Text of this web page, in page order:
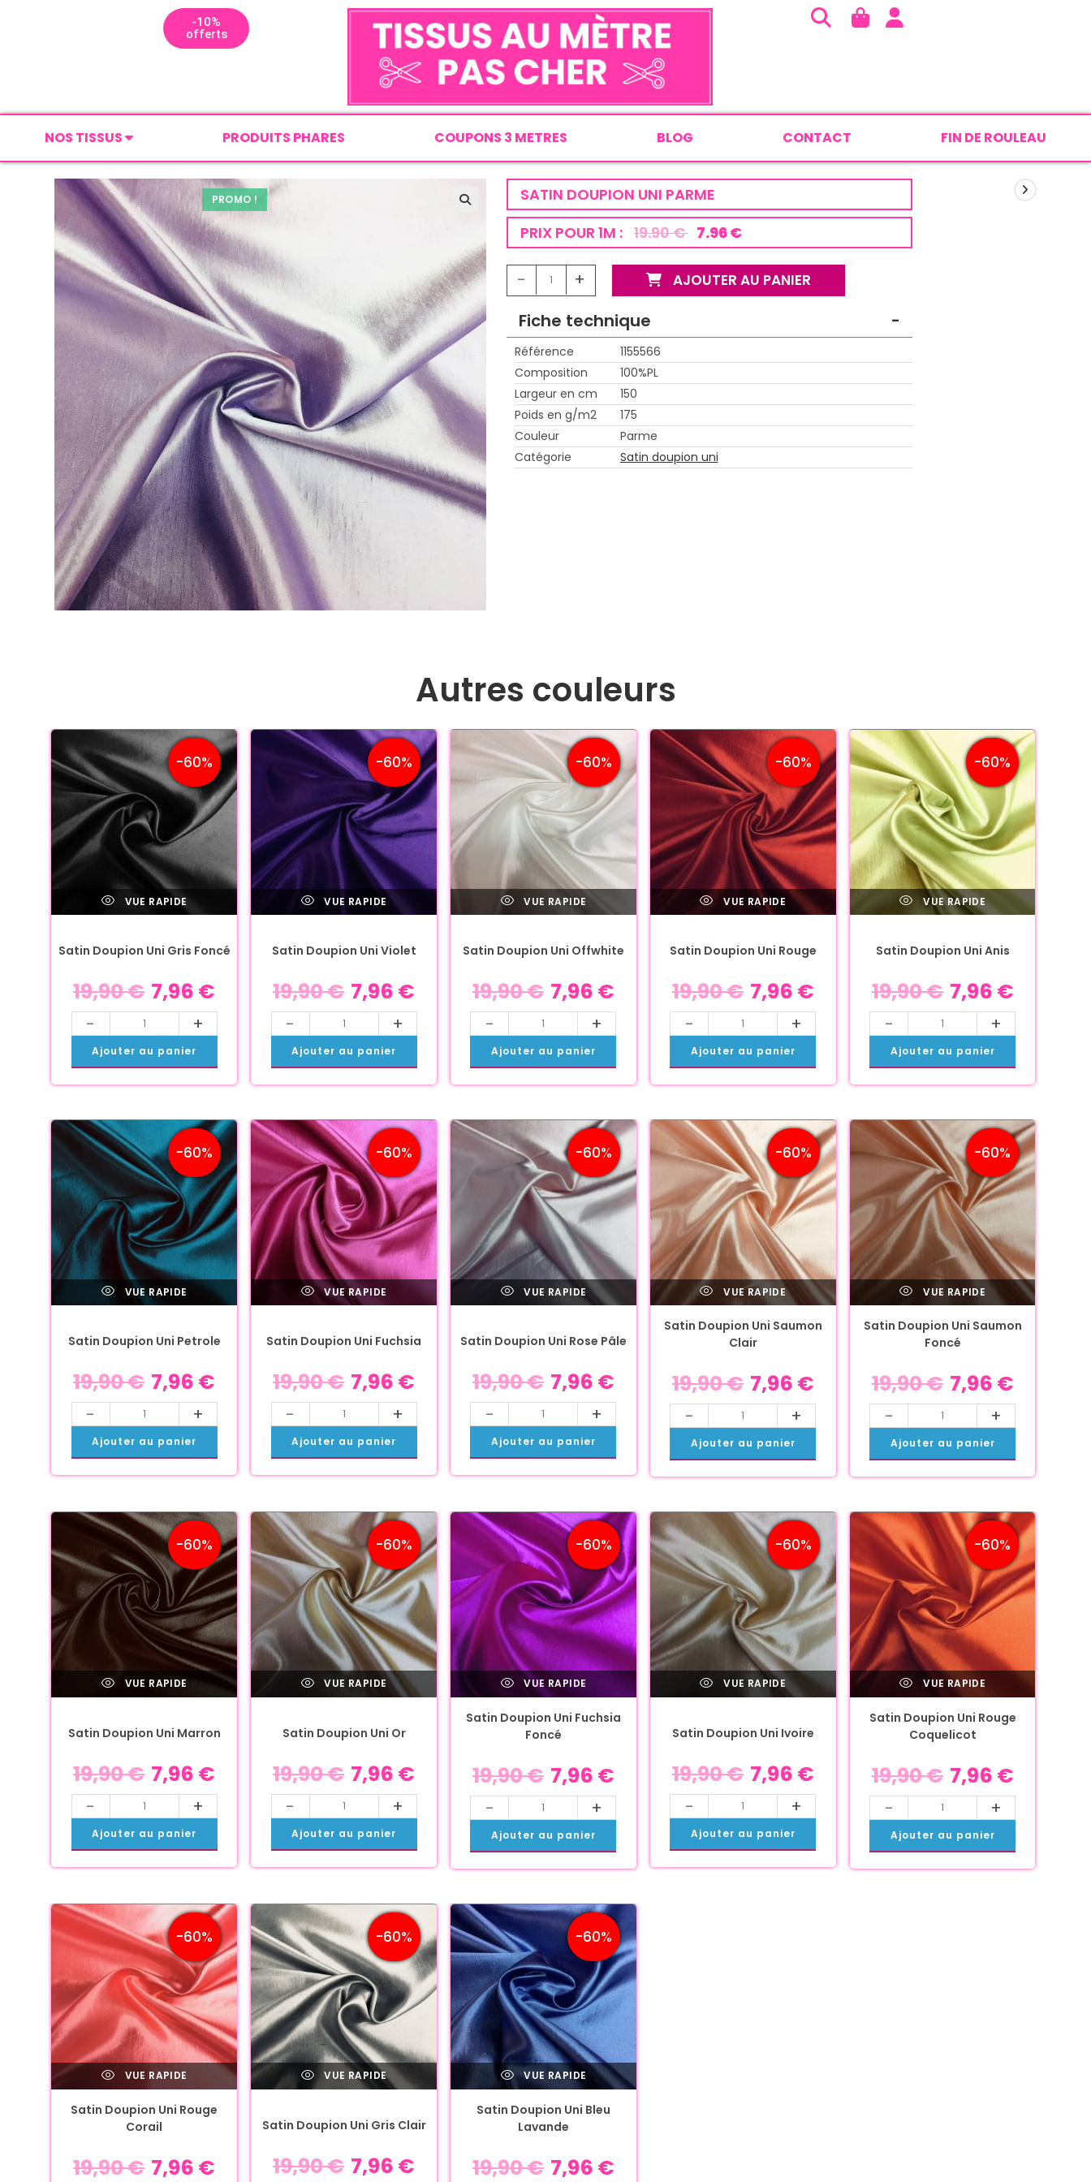
-10%
offerts
NOS TISSUS PRODUITS PHARES COUPONS 3 METRES BLOG CONTACT FIN DE ROULEAU
PROMO !
SATIN DOUPION UNI PARME
PRIX POUR 1M : 19.90 € 7.96 €
- + AJOUTER AU PANIER
Fiche technique -
Référence
1155566
Composition
100%PL
Largeur en cm
150
Poids en g/m2
175
Couleur
Parme
Catégorie
Satin doupion uni
Autres couleurs
-60%
VUE RAPIDE
Satin Doupion Uni Gris Foncé
19,90€ 7,96 €
- +
Ajouter au panier
-60%
VUE RAPIDE
Satin Doupion Uni Violet
19,90€ 7,96 €
- +
Ajouter au panier
-60%
VUE RAPIDE
Satin Doupion Uni Offwhite
19,90€ 7,96 €
- +
Ajouter au panier
-60%
VUE RAPIDE
Satin Doupion Uni Rouge
19,90€ 7,96 €
- +
Ajouter au panier
-60%
VUE RAPIDE
Satin Doupion Uni Anis
19,90€ 7,96 €
- +
Ajouter au panier
-60%
VUE RAPIDE
Satin Doupion Uni Petrole
19,90€ 7,96 €
- +
Ajouter au panier
-60%
VUE RAPIDE
Satin Doupion Uni Fuchsia
19,90€ 7,96 €
- +
Ajouter au panier
-60%
VUE RAPIDE
Satin Doupion Uni Rose Pâle
19,90€ 7,96 €
- +
Ajouter au panier
-60%
VUE RAPIDE
Satin Doupion Uni Saumon
Clair
19,90€ 7,96 €
- +
Ajouter au panier
-60%
VUE RAPIDE
Satin Doupion Uni Saumon
Foncé
19,90€ 7,96 €
- +
Ajouter au panier
-60%
VUE RAPIDE
Satin Doupion Uni Marron
19,90€ 7,96 €
- +
Ajouter au panier
-60%
VUE RAPIDE
Satin Doupion Uni Or
19,90€ 7,96 €
- +
Ajouter au panier
-60%
VUE RAPIDE
Satin Doupion Uni Fuchsia
Foncé
19,90€ 7,96 €
- +
Ajouter au panier
-60%
VUE RAPIDE
Satin Doupion Uni Ivoire
19,90€ 7,96 €
- +
Ajouter au panier
-60%
VUE RAPIDE
Satin Doupion Uni Rouge
Coquelicot
19,90€ 7,96 €
- +
Ajouter au panier
-60%
VUE RAPIDE
Satin Doupion Uni Rouge
Corail
19,90€ 7,96 €
-60%
VUE RAPIDE
Satin Doupion Uni Gris Clair
19,90€ 7,96 €
-60%
VUE RAPIDE
Satin Doupion Uni Bleu
Lavande
19,90€ 7,96 €